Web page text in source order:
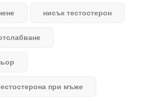
нисък тестостерон
при мъже